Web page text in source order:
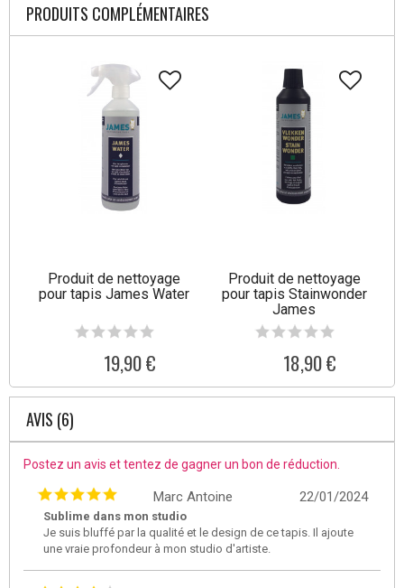
PRODUITS COMPLÉMENTAIRES
Produit de nettoyage
pour tapis James Water
19,90 €
Produit de nettoyage
pour tapis Stainwonder
James
18,90 €
AVIS (6)
Postez un avis et tentez de gagner un bon de réduction.
22/01/2024
Marc Antoine
Sublime dans mon studio
Je suis bluffé par la qualité et le design de ce tapis. Il ajoute
une vraie profondeur à mon studio d'artiste.